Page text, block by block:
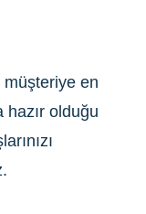
müşteriye en
olduğu